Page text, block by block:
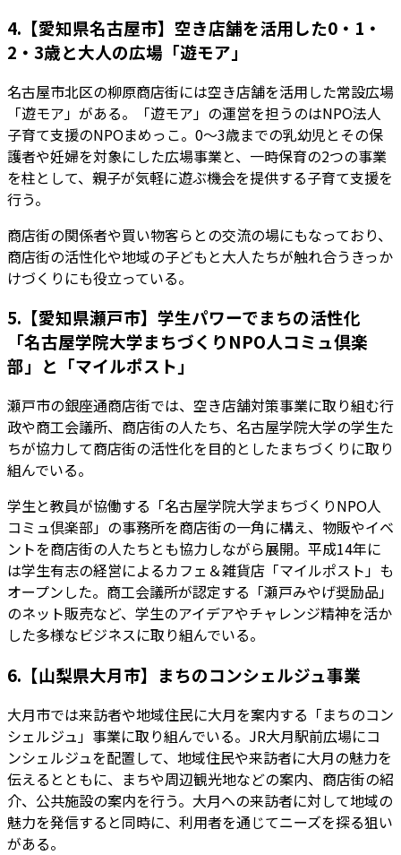
4.【愛知県名古屋市】空き店舗を活用した0・1・
2・3歳と大人の広場「遊モア」
名古屋市北区の柳原商店街には空き店舗を活用した常設広場
「遊モア」がある。「遊モア」の運営を担うのはNPO法人
子育て支援のNPOまめっこ。0～3歳までの乳幼児とその保
護者や妊婦を対象にした広場事業と、一時保育の2つの事業
を柱として、親子が気軽に遊ぶ機会を提供する子育て支援を
行う。
商店街の関係者や買い物客らとの交流の場にもなっており、
商店街の活性化や地域の子どもと大人たちが触れ合うきっか
けづくりにも役立っている。
5.【愛知県瀬戸市】学生パワーでまちの活性化
「名古屋学院大学まちづくりNPO人コミュ倶楽
部」と「マイルポスト」
瀬戸市の銀座通商店街では、空き店舗対策事業に取り組む行
政や商工会議所、商店街の人たち、名古屋学院大学の学生た
ちが協力して商店街の活性化を目的としたまちづくりに取り
組んでいる。
学生と教員が協働する「名古屋学院大学まちづくりNPO人
コミュ倶楽部」の事務所を商店街の一角に構え、物販やイベ
ントを商店街の人たちとも協力しながら展開。平成14年に
は学生有志の経営によるカフェ＆雑貨店「マイルポスト」も
オープンした。商工会議所が認定する「瀬戸みやげ奨励品」
のネット販売など、学生のアイデアやチャレンジ精神を活か
した多様なビジネスに取り組んでいる。
6.【山梨県大月市】まちのコンシェルジュ事業
大月市では来訪者や地域住民に大月を案内する「まちのコン
シェルジュ」事業に取り組んでいる。JR大月駅前広場にコ
ンシェルジュを配置して、地域住民や来訪者に大月の魅力を
伝えるとともに、まちや周辺観光地などの案内、商店街の紹
介、公共施設の案内を行う。大月への来訪者に対して地域の
魅力を発信すると同時に、利用者を通じてニーズを探る狙い
がある。